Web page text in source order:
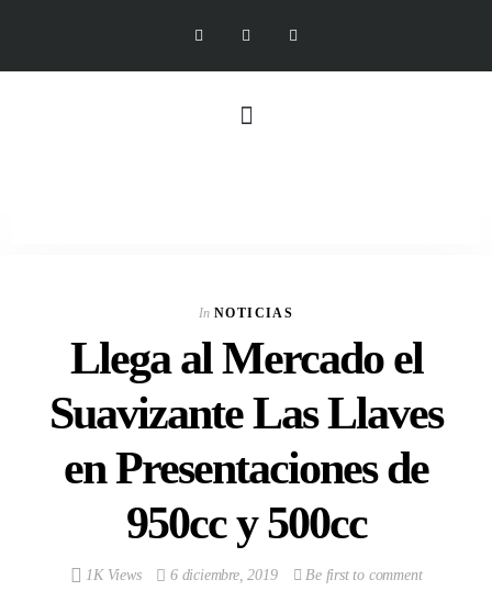
In NOTICIAS
Llega al Mercado el
Suavizante Las Llaves
en Presentaciones de
950cc y 500cc
1K Views 6 diciembre, 2019 Be first to comment